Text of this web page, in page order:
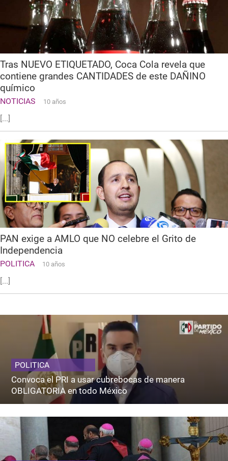
Tras NUEVO ETIQUETADO, Coca Cola revela que
contiene grandes CANTIDADES de este DAÑINO
químico
NOTICIAS 10 años
[...]
PAN exige a AMLO que NO celebre el Grito de
Independencia
POLITICA 10 años
[...]
POLITICA
Convoca el PRI a usar cubrebocas de manera
OBLIGATORIA en todo México